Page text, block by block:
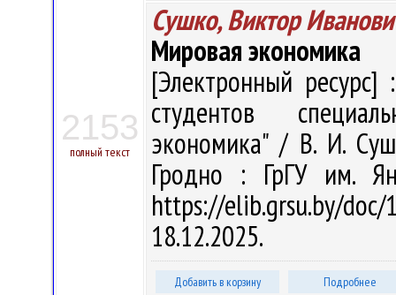
2153
полный текст
Сушко, Виктор
Мировая экономика
[Электронный ресурс]
студентов
экономика" / В. И.
Гродно : ГрГУ им.
https://elib.grsu.by/
18.12.2025.
Добавить в корзину Подробнее